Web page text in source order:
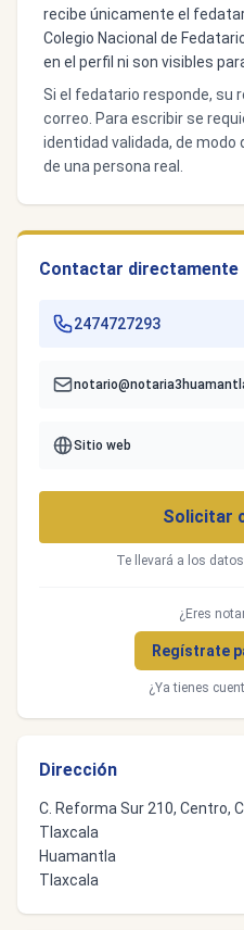
recibe únicamente el
Colegio Nacional de
en el perfil ni son visibles
Si el fedatario responde, su
correo. Para escribir se
identidad validada, de modo
de una persona real.
Contactar directamente
2474727293
Sitio web
Solicitar
Te llevará a los
¿Eres
Regístrate
¿Ya tienes
Dirección
C. Reforma Sur 210, Centro,
Tlaxcala
Huamantla
Tlaxcala